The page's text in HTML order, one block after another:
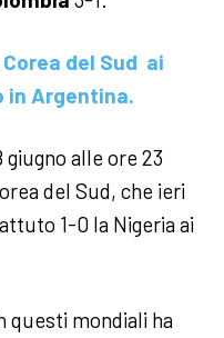
del Sud ai
in Argentina.
alle ore 23
del Sud, che ieri
1-0 la Nigeria ai
questi mondiali ha